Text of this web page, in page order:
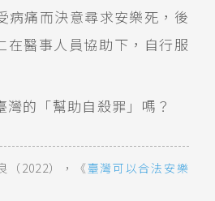
病痛而決意尋求安樂死，後
在醫事人員協助下，自行服
的「幫助自殺罪」嗎？
（2022），《臺灣可以合法安樂